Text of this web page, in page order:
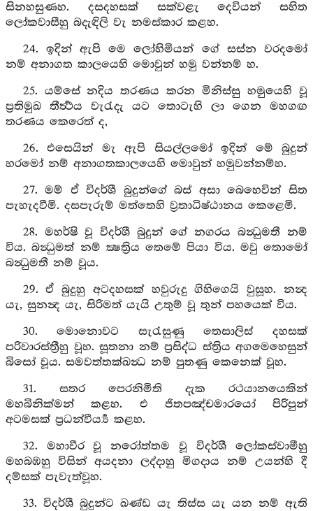
සිනහසුණහ. දසදහසක් සක්වළැ දෙවියන් සහිත
ලෝකවාසීහු බදැඳිලි වැ නමස්කාර කළහ.
24. ඉදින් ඇපි මෙ ලෝහිමියන් ගේ සස්න වරදමෝ
නම් අනාගත කාලයෙහි මොවුන් හමු වන්නම් හ.
25. යම්සේ නදිය තරණය කරන මිනිස්සු හමුයෙහි වූ
ප්‍රතිමුඛ තීර්‍ත්‍ථය වැරැදැ යට තොටැහි ලා ගෙන මහගඟ
තරණය කෙරෙත් ද,
26. එසෙයින් මැ ඇපි සියල්ලමෝ ඉදින් මේ බුදුන්
හරමෝ නම් අනාගතකාලයෙහි මොවුන් හමුවන්නම්හ.
27. මම් ඒ විදර්ශී බුදුන්ගේ බස් අසා බෙහෙවින් සිත
පැහැදවීමි. දසපැරුම් මත්තෙහි ව්‍රතාධිෂ්ඨානය කෙළෙමි.
28. මහර්ෂි වූ විදර්ශී බුදුන් ගේ නගරය බන්‍ධුමතී නම්
විය. බන්‍ධුමත් නම් ක්‍ෂත්‍රිය තෙමේ පියා විය. මවු තොමෝ
බන්‍ධුමතී නම් වූය.
29. ඒ බුදුහු අටදහසක් හවුරුදු ගිහිගෙයි වුසූහ. නන්‍ද
යැ, සුනන්‍ද යැ, සිරිමත් යැයි උතුම් වූ තුන් පහයෙක් විය.
30. මොනොවට සැරැසුණු තෙසාලිස් දහසක්
පරිවාරස්ත්‍රීහු වූහ. සූතනා නම් ප්‍රසිද්ධ ස්ත්‍රිය අගමෙහෙසුන්
බිසෝ වූය. සමවත්තක්ඛන්‍ධ නම් පුතණු කෙනෙක් වූහ.
31. සතර පෙරනිමිති දැක රථයානයෙකින්
මහබිනික්මන් කළහ. එ ජිතපඤ්චමාරයෝ පිරිපුන්
අටමසක් ප්‍රධන්වීර්‍ය්‍ය කළහ.
32. මහාවීර වූ නරෝත්තම වූ විදර්ශී ලෝකස්වාමීහු
මහබඹහු විසින් අයදනා ලද්දාහු මිගදාය නම් උයන්හි දී
දම්සක් පැවැත්වූහ.
33. විදර්ශී බුදුන්ට ඛණ්ඩ යැ තිස්ස යැ යන නම් ඇති